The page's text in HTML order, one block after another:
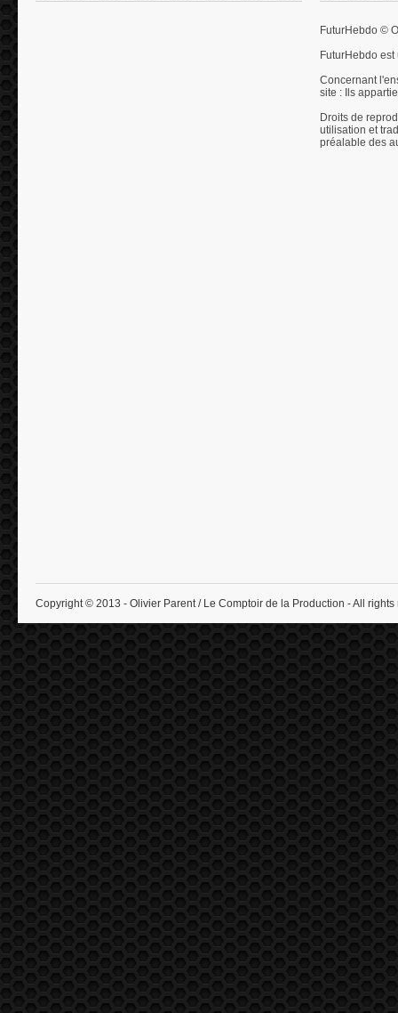
FuturHebdo ©
FuturHebdo
Concernant
site : Ils
Droits de
utilisation et
préalable des
Copyright © 2013 - Olivier Parent / Le Comptoir de la Production - All rights